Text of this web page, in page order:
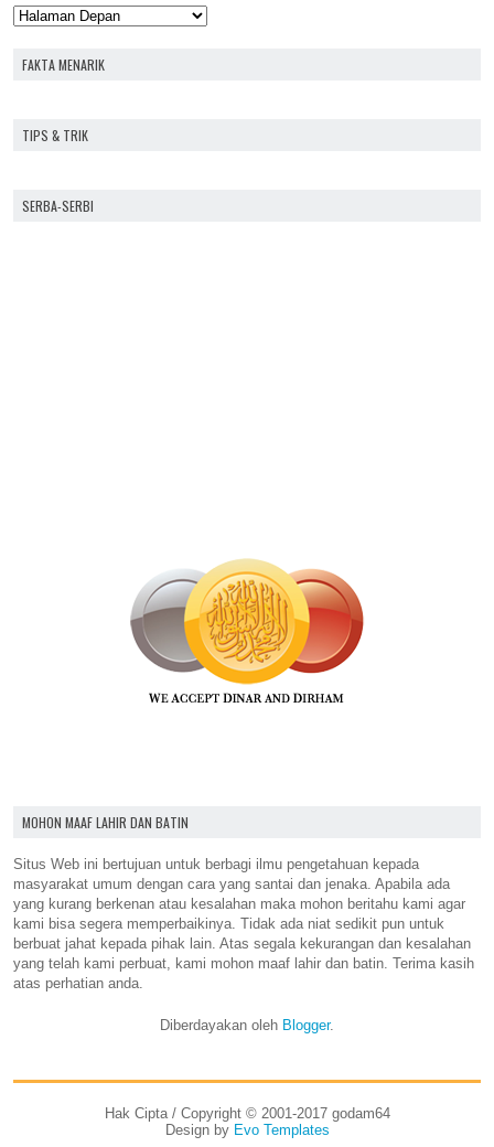
FAKTA MENARIK
TIPS & TRIK
SERBA-SERBI
MOHON MAAF LAHIR DAN BATIN
Situs Web ini bertujuan untuk berbagi ilmu pengetahuan kepada
masyarakat umum dengan cara yang santai dan jenaka. Apabila ada
yang kurang berkenan atau kesalahan maka mohon beritahu kami agar
kami bisa segera memperbaikinya. Tidak ada niat sedikit pun untuk
berbuat jahat kepada pihak lain. Atas segala kekurangan dan kesalahan
yang telah kami perbuat, kami mohon maaf lahir dan batin. Terima kasih
atas perhatian anda.
Diberdayakan oleh Blogger.
Hak Cipta / Copyright © 2001-2017 godam64
Design by Evo Templates